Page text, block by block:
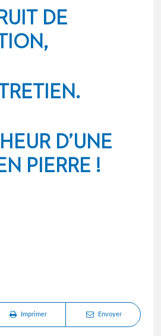
DE
D’UNE
PIERRE !
Imprimer Envoyer